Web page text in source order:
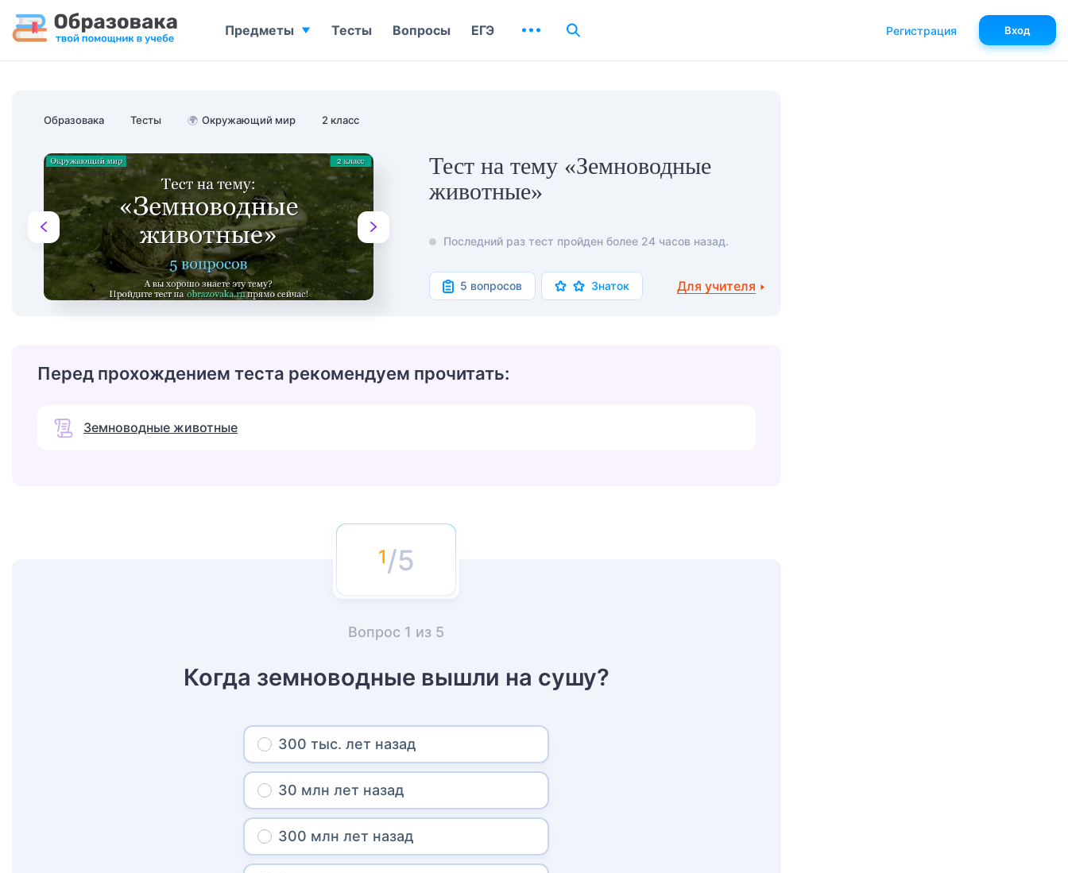
Образовака Тесты 🌍 Окружающий мир 2 класс
Тест на тему «Земноводные
животные»
Последний раз тест пройден более 24 часов назад.
5 вопросов Знаток Для учителя
Перед прохождением теста рекомендуем прочитать:
Земноводные животные
/5
Вопрос 1 из 5
Когда земноводные вышли на сушу?
300 тыс. лет назад
30 млн лет назад
300 млн лет назад
Предметы Тесты Вопросы ЕГЭ Регистрация Вход